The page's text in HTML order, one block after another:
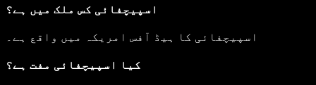
اسپیچفائی کس ملک میں ہے؟
اسپیچفائی کا ہیڈ آفس امریکہ میں واقع ہے۔
کیا اسپیچفائی مفت ہے؟